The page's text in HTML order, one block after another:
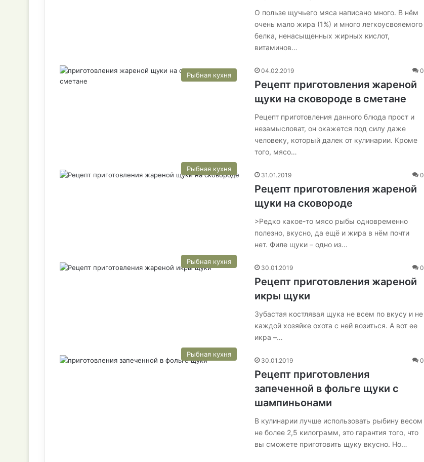
О пользе щучьего мяса написано много. В нём
очень мало жира (1%) и много легкоусвояемого
белка, ненасыщенных жирных кислот,
витаминов…
Рыбная кухня
04.02.2019 0
Рецепт приготовления жареной
щуки на сковороде в сметане
Рецепт приготовления данного блюда прост и
незамысловат, он окажется под силу даже
человеку, который далек от кулинарии. Кроме
того, мясо…
Рыбная кухня
31.01.2019 0
Рецепт приготовления жареной
щуки на сковороде
>Редко какое-то мясо рыбы одновременно
полезно, вкусно, да ещё и жира в нём почти
нет. Филе щуки – одно из…
Рыбная кухня
30.01.2019 0
Рецепт приготовления жареной
икры щуки
Зубастая костлявая щука не всем по вкусу и не
каждой хозяйке охота с ней возиться. А вот ее
икра –…
Рыбная кухня
30.01.2019 0
Рецепт приготовления
запеченной в фольге щуки с
шампиньонами
В кулинарии лучше использовать рыбину весом
не более 2,5 килограмм, это гарантия того, что
вы сможете приготовить щуку вкусно. Но…